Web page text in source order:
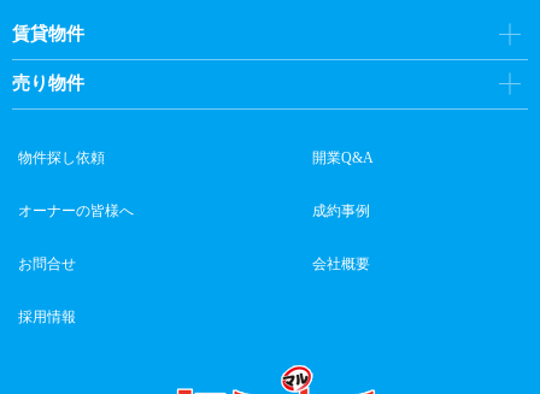
賃貸物件
売り物件
物件探し依頼 開業Q&A
オーナーの皆様へ 成約事例
お問合せ 会社概要
採用情報